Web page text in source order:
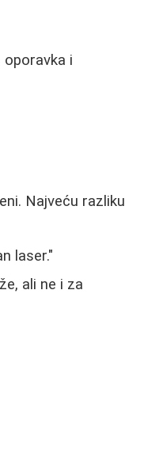
i
Najveću razliku
laser."
ali ne i za